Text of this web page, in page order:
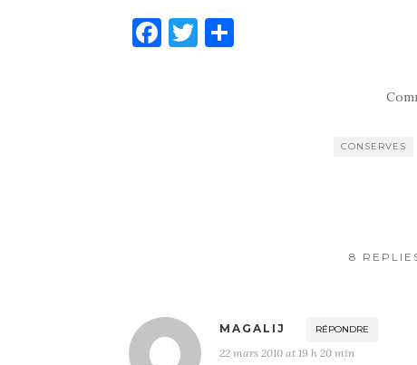
F T
CONSERVES
8
MAGALIJ RÉPONDRE
22 mars 2010 at 19 h 20 min